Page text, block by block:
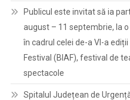
Publicul este invitat să ia
august – 11 septembrie, la
în cadrul celei de-a VI-a
Festival (BIAF), festival de
spectacole
Spitalul Județean de